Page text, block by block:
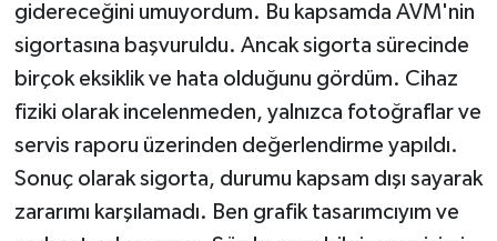
gidereceğini umuyordum. Bu kapsamda AVM'nin
sigortasına başvuruldu. Ancak sigorta sürecinde
birçok eksiklik ve hata olduğunu gördüm. Cihaz
fiziki olarak incelenmeden, yalnızca fotoğraflar ve
servis raporu üzerinden değerlendirme yapıldı.
Sonuç olarak sigorta, durumu kapsam dışı sayarak
zararımı karşılamadı. Ben grafik tasarımcıyım ve